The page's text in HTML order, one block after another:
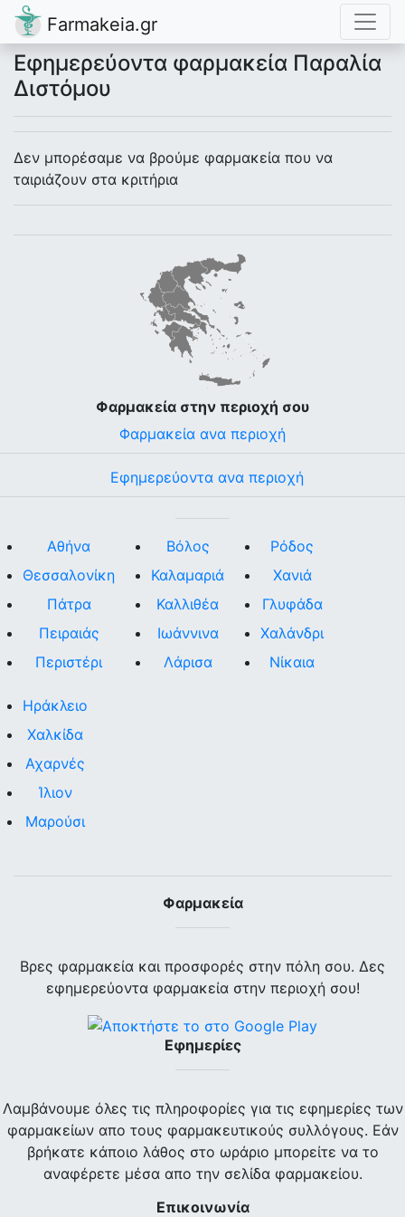
Farmakeia.gr
Εφημερεύοντα φαρμακεία Παραλία
Διστόμου
Δεν μπορέσαμε να βρούμε φαρμακεία που να
ταιριάζουν στα κριτήρια
Φαρμακεία στην περιοχή σου
Φαρμακεία ανα περιοχή
Εφημερεύοντα ανα περιοχή
Αθήνα
Θεσσαλονίκη
Πάτρα
Πειραιάς
Περιστέρι
Βόλος
Καλαμαριά
Καλλιθέα
Ιωάννινα
Λάρισα
Ρόδος
Χανιά
Γλυφάδα
Χαλάνδρι
Νίκαια
Ηράκλειο
Χαλκίδα
Αχαρνές
Ίλιον
Μαρούσι
Φαρμακεία
Βρες φαρμακεία και προσφορές στην πόλη σου. Δες
εφημερεύοντα φαρμακεία στην περιοχή σου!
Εφημερίες
Λαμβάνουμε όλες τις πληροφορίες για τις εφημερίες των
φαρμακείων απο τους φαρμακευτικούς συλλόγους. Εάν
βρήκατε κάποιο λάθος στο ωράριο μπορείτε να το
αναφέρετε μέσα απο την σελίδα φαρμακείου.
Επικοινωνία